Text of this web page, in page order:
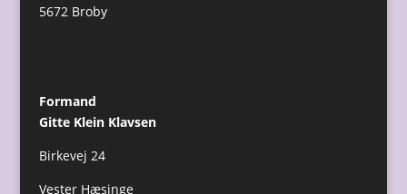
5672 Broby
Formand
Gitte Klein Klavsen
Birkevej 24
Vester Hæsinge